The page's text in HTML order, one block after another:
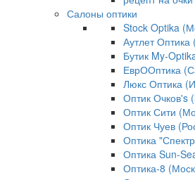
Салоны оптики
Stock Optika
Аутлет Оптика
Бутик My-
ЕврООптика
Люкс Оптика
Оптик Очков's
Оптик Сити
Оптик Чуев
Оптика
Оптика Sun-
Оптика-8